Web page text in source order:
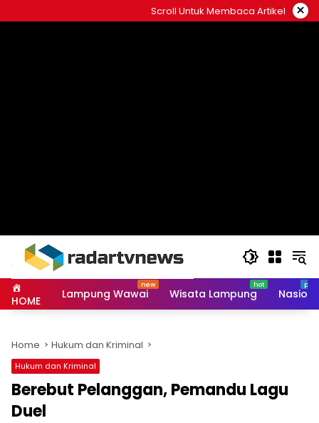
to
Scroll Untuk Membaca Artikel ×
HOME Lampung Wawai Wisata Lampung
Home Hukum dan Kriminal
Hukum dan Kriminal
Berebut Pelanggan, Pemandu Lagu
Duel